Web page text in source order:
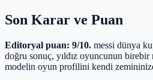
Son Karar ve Puan
Editoryal puan: 9/10. messi dünya
doğru sonuç, yıldız oyuncunun
modelin oyun profilini kendi zemininize